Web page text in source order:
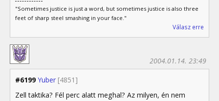
"Sometimes justice is just a word, but sometimes justice is also three
feet of sharp steel smashing in your face."
Válasz erre
#6199 Yuber [4851]
2004.01.14. 23:49
Zell taktika? Fél perc alatt meghal? Az milyen, én nem